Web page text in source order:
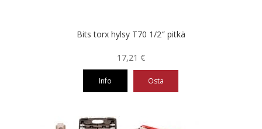
Bits torx hylsy T70 1/2″ pitkä
17,21 €
Info Osta